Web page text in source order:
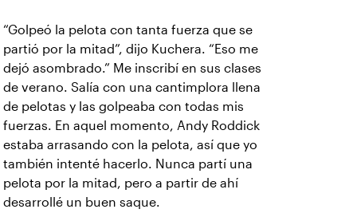
“Golpeó la pelota con tanta fuerza que se
partió por la mitad”, dijo Kuchera. “Eso me
dejó asombrado.” Me inscribí en sus clases
de verano. Salía con una cantimplora llena
de pelotas y las golpeaba con todas mis
fuerzas. En aquel momento, Andy Roddick
estaba arrasando con la pelota, así que yo
también intenté hacerlo. Nunca partí una
pelota por la mitad, pero a partir de ahí
desarrollé un buen saque.